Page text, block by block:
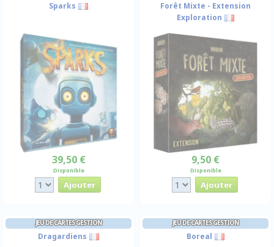
Sparks
39,50 €
Disponible
Forêt Mixte - Extension
Exploration
9,50 €
Disponible
JEU DE CARTES GESTION
Dragardiens
JEU DE CARTES GESTION
Boreal